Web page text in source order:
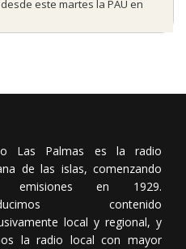
este martes la PAU en
Las Palmas es la radio
de las islas, comenzando
emisiones en 1929.
contenido
local y regional, y
la radio local con mayor